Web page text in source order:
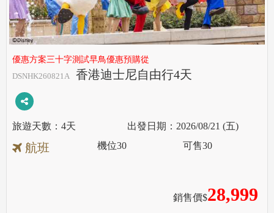
優惠方案三十字測試早鳥優惠預購從
DSNHK260821A
香港迪士尼自由行4天
4天 2026/08/21 (五)
航班
銷售價$28,999
機位30 可售30